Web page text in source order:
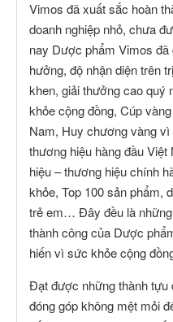
Vimos đã xuất sắc hoàn
doanh nghiệp nhỏ, chưa
nay Dược phẩm Vimos
hưởng, độ nhận diện trên
khen, giải thưởng cao quý
khỏe cộng đồng, Cúp
Nam, Huy chương vàng
thương hiệu hàng đầu
hiệu – thương hiệu chính
khỏe, Top 100 sản phẩm,
trẻ em… Đây đều là
thành công của Dược
hiến vì sức khỏe cộng
Đạt được những thành tựu
đóng góp không mệt mỏi